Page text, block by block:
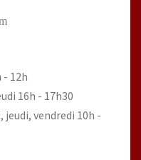
- 12h
16h - 17h30
vendredi 10h -